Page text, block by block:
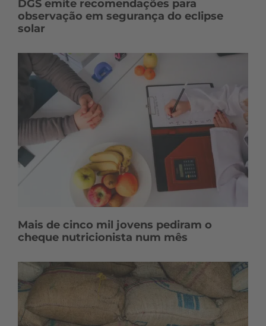
DGS emite recomendações para
observação em segurança do eclipse
solar
Mais de cinco mil jovens pediram o
cheque nutricionista num mês